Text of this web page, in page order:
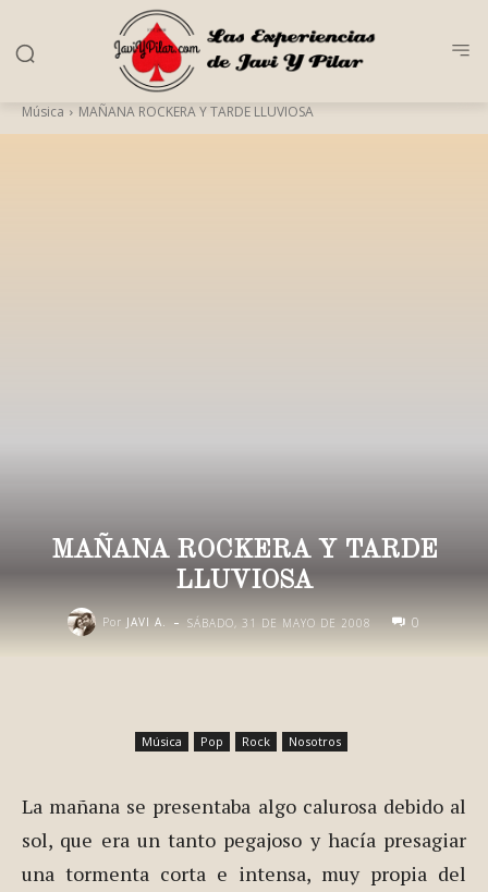
Música MAÑANA ROCKERA Y TARDE LLUVIOSA
MAÑANA ROCKERA Y TARDE
LLUVIOSA
Por JAVI A. - SÁBADO, 31 DE MAYO DE 2008 0
Música Pop Rock Nosotros
La mañana se presentaba algo calurosa debido al
sol, que era un tanto pegajoso y hacía presagiar
una tormenta corta e intensa, muy propia del